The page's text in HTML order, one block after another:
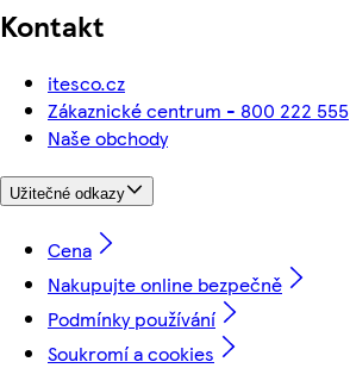
Kontakt
itesco.cz
Zákaznické centrum - 800 222 555
Naše obchody
Užitečné odkazy
Cena
Nakupujte online bezpečně
Podmínky používání
Soukromí a cookies